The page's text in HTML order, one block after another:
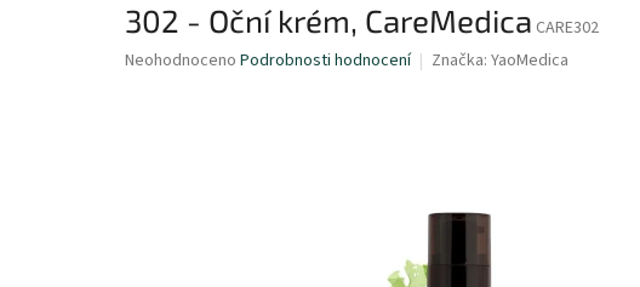
302 - Oční krém, CareMedica CARE302
Průměrné
Neohodnoceno Podrobnosti hodnocení Značka: YaoMedica